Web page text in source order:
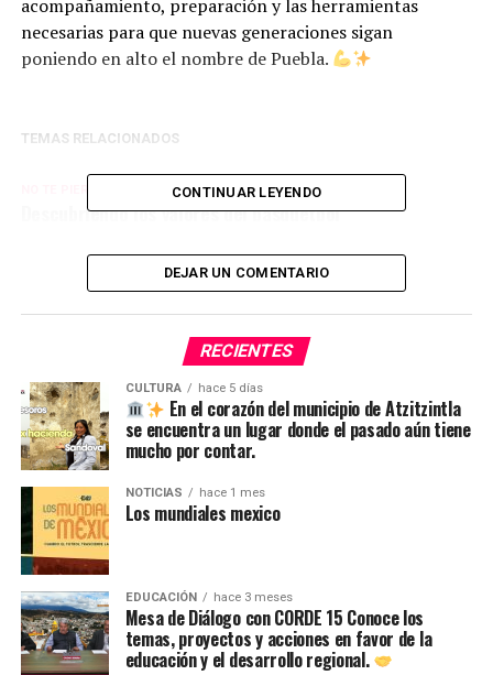
acompañamiento, preparación y las herramientas
necesarias para que nuevas generaciones sigan
poniendo en alto el nombre de Puebla.
TEMAS RELACIONADOS
Descubriendo los valores del básquetbol
CONTINUAR LEYENDO
DEJAR UN COMENTARIO
RECIENTES
CULTURA hace 5 días
En el corazón del municipio de Atzitzintla
se encuentra un lugar donde el pasado aún tiene
mucho por contar.
NOTICIAS hace 1 mes
Los mundiales mexico
EDUCACIÓN hace 3 meses
Mesa de Diálogo con CORDE 15 Conoce los
temas, proyectos y acciones en favor de la
educación y el desarrollo regional.